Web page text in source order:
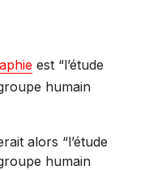
est “l’étude
humain
alors “l’étude
humain